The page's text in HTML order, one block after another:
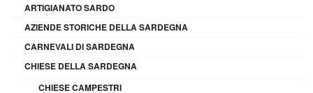
ARTIGIANATO SARDO
AZIENDE STORICHE DELLA SARDEGNA
CARNEVALI DI SARDEGNA
CHIESE DELLA SARDEGNA
CHIESE CAMPESTRI